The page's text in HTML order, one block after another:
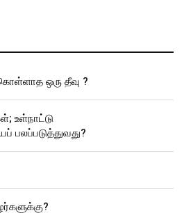
ஒரு தீவு ?
உள்நாட்டு
பலப்படுத்துவது?